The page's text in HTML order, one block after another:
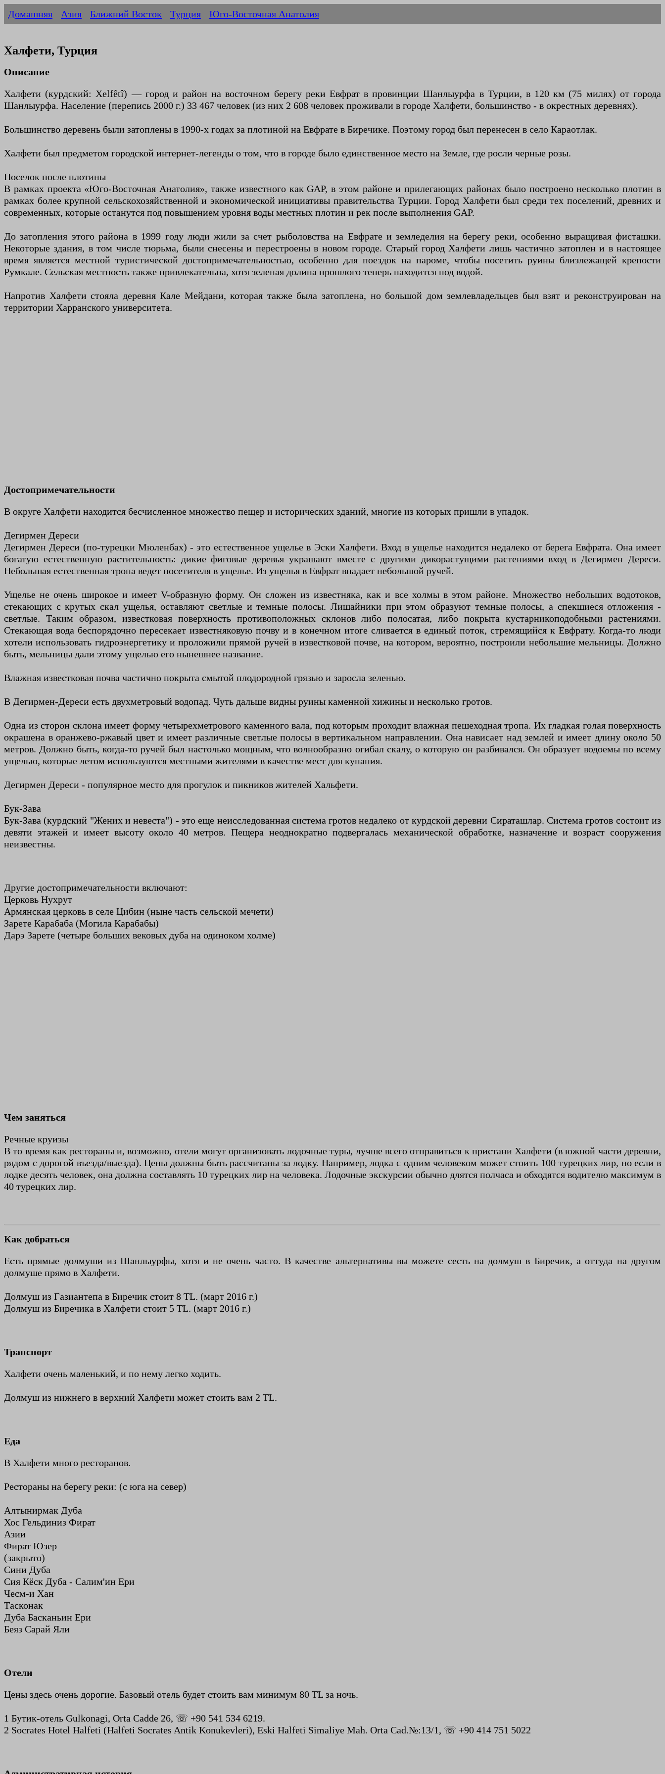
Домашняя Азия Ближний Восток Турция Юго-Восточная Анатолия
Халфети, Турция
Описание
Халфети (курдский: Xelfêtî) — город и район на восточном берегу реки Евфрат в провинции Шанлыурфа в Турции, в 120 км (75 милях) от города
Шанлыурфа. Население (перепись 2000 г.) 33 467 человек (из них 2 608 человек проживали в городе Халфети, большинство - в окрестных деревнях).
Большинство деревень были затоплены в 1990-х годах за плотиной на Евфрате в Биречике. Поэтому город был перенесен в село Караотлак.
Халфети был предметом городской интернет-легенды о том, что в городе было единственное место на Земле, где росли черные розы.
Поселок после плотины
В рамках проекта «Юго-Восточная Анатолия», также известного как GAP, в этом районе и прилегающих районах было построено несколько плотин в
рамках более крупной сельскохозяйственной и экономической инициативы правительства Турции. Город Халфети был среди тех поселений, древних и
современных, которые останутся под повышением уровня воды местных плотин и рек после выполнения GAP.
До затопления этого района в 1999 году люди жили за счет рыболовства на Евфрате и земледелия на берегу реки, особенно выращивая фисташки.
Некоторые здания, в том числе тюрьма, были снесены и перестроены в новом городе. Старый город Халфети лишь частично затоплен и в настоящее
время является местной туристической достопримечательностью, особенно для поездок на пароме, чтобы посетить руины близлежащей крепости
Румкале. Сельская местность также привлекательна, хотя зеленая долина прошлого теперь находится под водой.
Напротив Халфети стояла деревня Кале Мейдани, которая также была затоплена, но большой дом землевладельцев был взят и реконструирован на
территории Харранского университета.
Достопримечательности
В округе Халфети находится бесчисленное множество пещер и исторических зданий, многие из которых пришли в упадок.
Дегирмен Дереси
Дегирмен Дереси (по-турецки Мюленбах) - это естественное ущелье в Эски Халфети. Вход в ущелье находится недалеко от берега Евфрата. Она имеет
богатую естественную растительность: дикие фиговые деревья украшают вместе с другими дикорастущими растениями вход в Дегирмен Дереси.
Небольшая естественная тропа ведет посетителя в ущелье. Из ущелья в Евфрат впадает небольшой ручей.
Ущелье не очень широкое и имеет V-образную форму. Он сложен из известняка, как и все холмы в этом районе. Множество небольших водотоков,
стекающих с крутых скал ущелья, оставляют светлые и темные полосы. Лишайники при этом образуют темные полосы, а спекшиеся отложения -
светлые. Таким образом, известковая поверхность противоположных склонов либо полосатая, либо покрыта кустарникоподобными растениями.
Стекающая вода беспорядочно пересекает известняковую почву и в конечном итоге сливается в единый поток, стремящийся к Евфрату. Когда-то люди
хотели использовать гидроэнергетику и проложили прямой ручей в известковой почве, на котором, вероятно, построили небольшие мельницы. Должно
быть, мельницы дали этому ущелью его нынешнее название.
Влажная известковая почва частично покрыта смытой плодородной грязью и заросла зеленью.
В Дегирмен-Дереси есть двухметровый водопад. Чуть дальше видны руины каменной хижины и несколько гротов.
Одна из сторон склона имеет форму четырехметрового каменного вала, под которым проходит влажная пешеходная тропа. Их гладкая голая поверхность
окрашена в оранжево-ржавый цвет и имеет различные светлые полосы в вертикальном направлении. Она нависает над землей и имеет длину около 50
метров. Должно быть, когда-то ручей был настолько мощным, что волнообразно огибал скалу, о которую он разбивался. Он образует водоемы по всему
ущелью, которые летом используются местными жителями в качестве мест для купания.
Дегирмен Дереси - популярное место для прогулок и пикников жителей Хальфети.
Бук-Зава
Бук-Зава (курдский "Жених и невеста") - это еще неисследованная система гротов недалеко от курдской деревни Сираташлар. Система гротов состоит из
девяти этажей и имеет высоту около 40 метров. Пещера неоднократно подвергалась механической обработке, назначение и возраст сооружения
неизвестны.
Другие достопримечательности включают:
Церковь Нухрут
Армянская церковь в селе Цибин (ныне часть сельской мечети)
Зарете Карабаба (Могила Карабабы)
Дарэ Зарете (четыре больших вековых дуба на одиноком холме)
Чем заняться
Речные круизы
В то время как рестораны и, возможно, отели могут организовать лодочные туры, лучше всего отправиться к пристани Халфети (в южной части деревни,
рядом с дорогой въезда/выезда). Цены должны быть рассчитаны за лодку. Например, лодка с одним человеком может стоить 100 турецких лир, но если в
лодке десять человек, она должна составлять 10 турецких лир на человека. Лодочные экскурсии обычно длятся полчаса и обходятся водителю максимум в
40 турецких лир.
Как добраться
Есть прямые долмуши из Шанлыурфы, хотя и не очень часто. В качестве альтернативы вы можете сесть на долмуш в Биречик, а оттуда на другом
долмуше прямо в Халфети.
Долмуш из Газиантепа в Биречик стоит 8 TL. (март 2016 г.)
Долмуш из Биречика в Халфети стоит 5 TL. (март 2016 г.)
Транспорт
Халфети очень маленький, и по нему легко ходить.
Долмуш из нижнего в верхний Халфети может стоить вам 2 TL.
Еда
В Халфети много ресторанов.
Рестораны на берегу реки: (с юга на север)
Алтынирмак Дуба
Хос Гельдиниз Фират
Азии
Фират Юзер
(закрыто)
Сини Дуба
Сия Кёск Дуба - Салим'ин Ери
Чесм-и Хан
Тасконак
Дуба Басканьин Ери
Беяз Сарай Яли
Отели
Цены здесь очень дорогие. Базовый отель будет стоить вам минимум 80 TL за ночь.
1 Бутик-отель Gulkonagi, Orta Cadde 26, ☏ +90 541 534 6219.
2 Socrates Hotel Halfeti (Halfeti Socrates Antik Konukevleri), Eski Halfeti Simaliye Mah. Orta Cad.№:13/1, ☏ +90 414 751 5022